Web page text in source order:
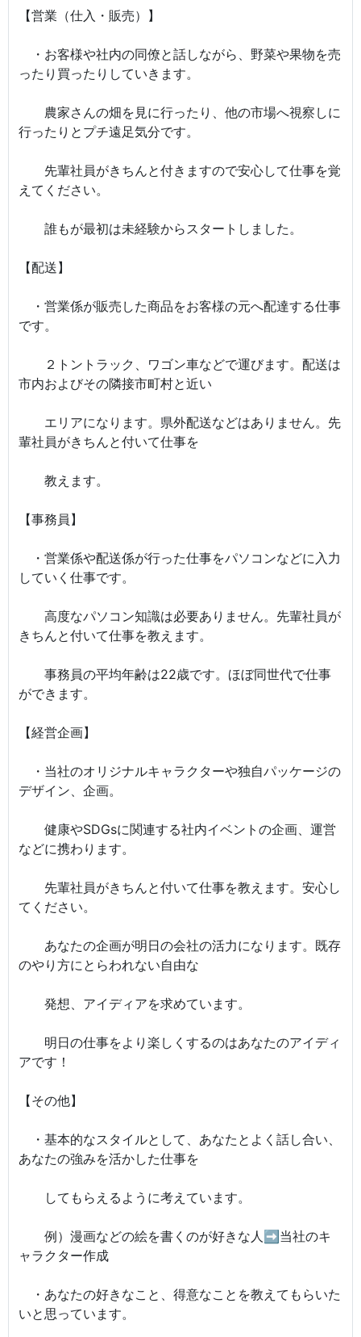
【営業（仕入・販売）】
・お客様や社内の同僚と話しながら、野菜や果物を売
ったり買ったりしていきます。
農家さんの畑を見に行ったり、他の市場へ視察しに
行ったりとプチ遠足気分です。
先輩社員がきちんと付きますので安心して仕事を覚
えてください。
誰もが最初は未経験からスタートしました。
【配送】
・営業係が販売した商品をお客様の元へ配達する仕事
です。
２トントラック、ワゴン車などで運びます。配送は
市内およびその隣接市町村と近い
エリアになります。県外配送などはありません。先
輩社員がきちんと付いて仕事を
教えます。
【事務員】
・営業係や配送係が行った仕事をパソコンなどに入力
していく仕事です。
高度なパソコン知識は必要ありません。先輩社員が
きちんと付いて仕事を教えます。
事務員の平均年齢は22歳です。ほぼ同世代で仕事
ができます。
【経営企画】
・当社のオリジナルキャラクターや独自パッケージの
デザイン、企画。
健康やSDGsに関連する社内イベントの企画、運営
などに携わります。
先輩社員がきちんと付いて仕事を教えます。安心し
てください。
あなたの企画が明日の会社の活力になります。既存
のやり方にとらわれない自由な
発想、アイディアを求めています。
明日の仕事をより楽しくするのはあなたのアイディ
アです！
【その他】
・基本的なスタイルとして、あなたとよく話し合い、
あなたの強みを活かした仕事を
してもらえるように考えています。
例）漫画などの絵を書くのが好きな人➡当社のキ
ャラクター作成
・あなたの好きなこと、得意なことを教えてもらいた
いと思っています。